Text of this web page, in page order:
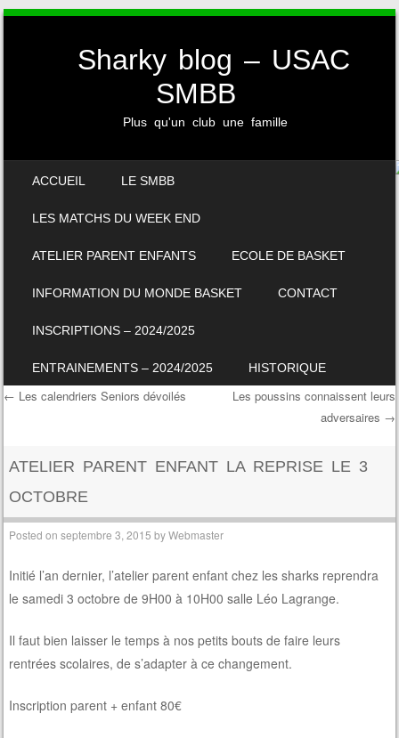
Sharky blog – USAC
SMBB
Plus qu'un club une famille
ACCUEIL LE SMBB
LES MATCHS DU WEEK END
ATELIER PARENT ENFANTS ECOLE DE BASKET
INFORMATION DU MONDE BASKET CONTACT
INSCRIPTIONS – 2024/2025
ENTRAINEMENTS – 2024/2025 HISTORIQUE
← Les calendriers Seniors dévoilés
Les poussins connaissent leurs
adversaires →
ATELIER PARENT ENFANT LA REPRISE LE 3
OCTOBRE
Posted onseptembre 3, 2015 byWebmaster
Initié l’an dernier, l’atelier parent enfant chez les sharks reprendra
le samedi 3 octobre de 9H00 à 10H00 salle Léo Lagrange.
Il faut bien laisser le temps à nos petits bouts de faire leurs
rentrées scolaires, de s’adapter à ce changement.
Inscription parent + enfant 80€